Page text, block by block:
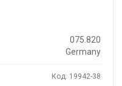
075.820
Germany
Код: 19942-38